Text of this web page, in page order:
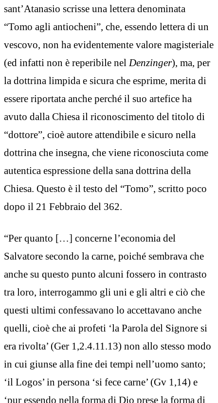
sant’Atanasio scrisse una lettera denominata
“Tomo agli antiocheni”, che, essendo lettera di un
vescovo, non ha evidentemente valore magisteriale
(ed infatti non è reperibile nel Denzinger), ma, per
la dottrina limpida e sicura che esprime, merita di
essere riportata anche perché il suo artefice ha
avuto dalla Chiesa il riconoscimento del titolo di
“dottore”, cioè autore attendibile e sicuro nella
dottrina che insegna, che viene riconosciuta come
autentica espressione della sana dottrina della
Chiesa. Questo è il testo del “Tomo”, scritto poco
dopo il 21 Febbraio del 362.
“Per quanto […] concerne l’economia del
Salvatore secondo la carne, poiché sembrava che
anche su questo punto alcuni fossero in contrasto
tra loro, interrogammo gli uni e gli altri e ciò che
questi ultimi confessavano lo accettavano anche
quelli, cioè che ai profeti ‘la Parola del Signore si
era rivolta’ (Ger 1,2.4.11.13) non allo stesso modo
in cui giunse alla fine dei tempi nell’uomo santo;
‘il Logos’ in persona ‘si fece carne’ (Gv 1,14) e
‘pur essendo nella forma di Dio prese la forma di